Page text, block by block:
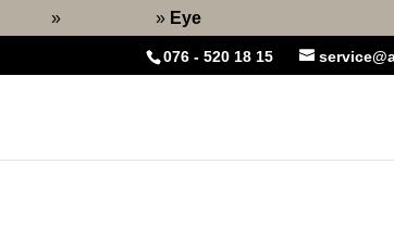
» » Eye
076 - 520 18 15